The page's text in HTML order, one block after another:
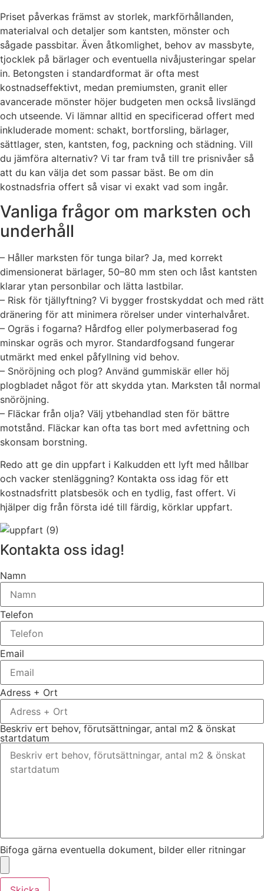
Priset påverkas främst av storlek, markförhållanden,
materialval och detaljer som kantsten, mönster och
sågade passbitar. Även åtkomlighet, behov av massbyte,
tjocklek på bärlager och eventuella nivåjusteringar spelar
in. Betongsten i standardformat är ofta mest
kostnadseffektivt, medan premiumsten, granit eller
avancerade mönster höjer budgeten men också livslängd
och utseende. Vi lämnar alltid en specificerad offert med
inkluderade moment: schakt, bortforsling, bärlager,
sättlager, sten, kantsten, fog, packning och städning. Vill
du jämföra alternativ? Vi tar fram två till tre prisnivåer så
att du kan välja det som passar bäst. Be om din
kostnadsfria offert så visar vi exakt vad som ingår.
Vanliga frågor om marksten och
underhåll
– Håller marksten för tunga bilar? Ja, med korrekt
dimensionerat bärlager, 50–80 mm sten och låst kantsten
klarar ytan personbilar och lätta lastbilar.
– Risk för tjällyftning? Vi bygger frostskyddat och med rätt
dränering för att minimera rörelser under vinterhalvåret.
– Ogräs i fogarna? Hårdfog eller polymerbaserad fog
minskar ogräs och myror. Standardfogsand fungerar
utmärkt med enkel påfyllning vid behov.
– Snöröjning och plog? Använd gummiskär eller höj
plogbladet något för att skydda ytan. Marksten tål normal
snöröjning.
– Fläckar från olja? Välj ytbehandlad sten för bättre
motstånd. Fläckar kan ofta tas bort med avfettning och
skonsam borstning.
Redo att ge din uppfart i Kalkudden ett lyft med hållbar
och vacker stenläggning? Kontakta oss idag för ett
kostnadsfritt platsbesök och en tydlig, fast offert. Vi
hjälper dig från första idé till färdig, körklar uppfart.
Kontakta oss idag!
Namn
Telefon
Email
Adress + Ort
Beskriv ert behov, förutsättningar, antal m2 & önskat
startdatum
Bifoga gärna eventuella dokument, bilder eller ritningar